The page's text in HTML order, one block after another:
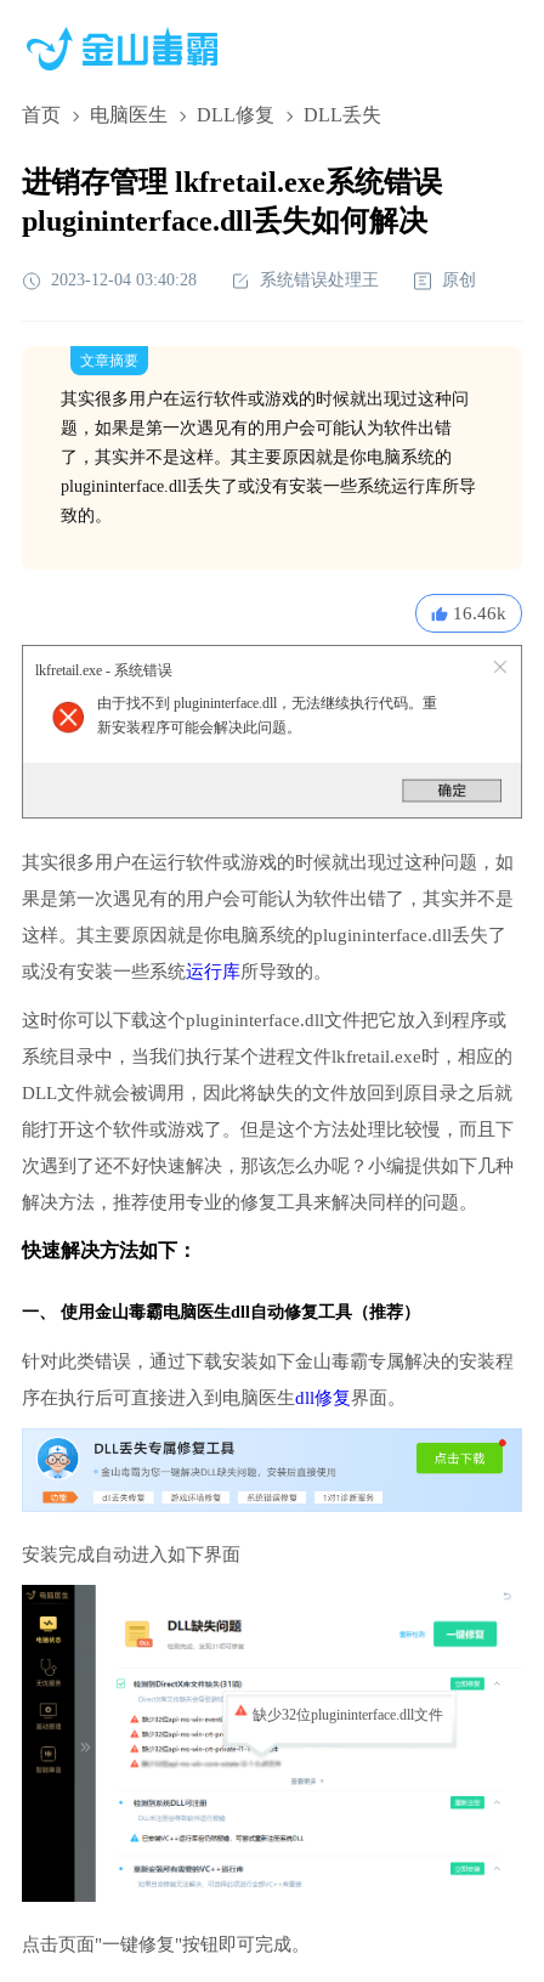
首页 电脑医生 DLL修复 DLL丢失
进销存管理 lkfretail.exe系统错误
plugininterface.dll丢失如何解决
2023-12-04 03:40:28 系统错误处理王 原创
文章摘要
其实很多用户在运行软件或游戏的时候就出现过这种问
题，如果是第一次遇见有的用户会可能认为软件出错
了，其实并不是这样。其主要原因就是你电脑系统的
plugininterface.dll丢失了或没有安装一些系统运行库所导
致的。
16.46k
lkfretail.exe - 系统错误
由于找不到 plugininterface.dll，无法继续执行代码。重
新安装程序可能会解决此问题。
其实很多用户在运行软件或游戏的时候就出现过这种问题，如
果是第一次遇见有的用户会可能认为软件出错了，其实并不是
这样。其主要原因就是你电脑系统的plugininterface.dll丢失了
或没有安装一些系统运行库所导致的。
这时你可以下载这个plugininterface.dll文件把它放入到程序或
系统目录中，当我们执行某个进程文件lkfretail.exe时，相应的
DLL文件就会被调用，因此将缺失的文件放回到原目录之后就
能打开这个软件或游戏了。但是这个方法处理比较慢，而且下
次遇到了还不好快速解决，那该怎么办呢？小编提供如下几种
解决方法，推荐使用专业的修复工具来解决同样的问题。
快速解决方法如下：
一、 使用金山毒霸电脑医生dll自动修复工具（推荐）
针对此类错误，通过下载安装如下金山毒霸专属解决的安装程
序在执行后可直接进入到电脑医生dll修复界面。
安装完成自动进入如下界面
缺少32位plugininterface.dll文件
点击页面"一键修复"按钮即可完成。